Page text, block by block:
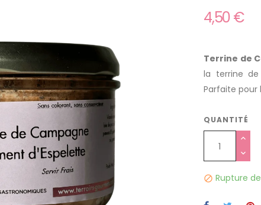
4,50 €
Terrine de
la terrine
Parfaite pour
QUANTITÉ
 Rupture